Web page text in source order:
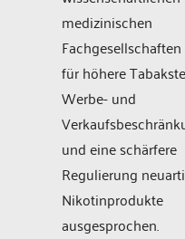
medizinischen
für höhere
Werbe- und
und eine schärfere
Regulierung
Nikotinprodukte
ausgesprochen.